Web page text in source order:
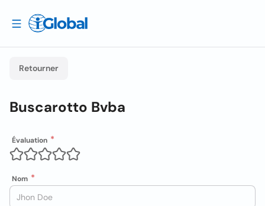
Retourner
Buscarotto Bvba
Évaluation
Nom